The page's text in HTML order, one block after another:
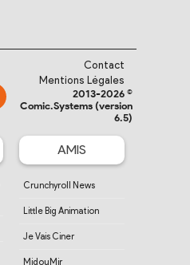
Contact
Mentions Légales
2013-2026 ©
Comic.Systems (version
6.5)
AMIS
Crunchyroll News
Little Big Animation
Je Vais Ciner
MidouMir